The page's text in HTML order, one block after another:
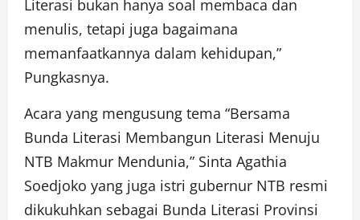
Literasi bukan hanya soal membaca dan
menulis, tetapi juga bagaimana
memanfaatkannya dalam kehidupan,”
Pungkasnya.
Acara yang mengusung tema “Bersama
Bunda Literasi Membangun Literasi Menuju
NTB Makmur Mendunia,” Sinta Agathia
Soedjoko yang juga istri gubernur NTB resmi
dikukuhkan sebagai Bunda Literasi Provinsi